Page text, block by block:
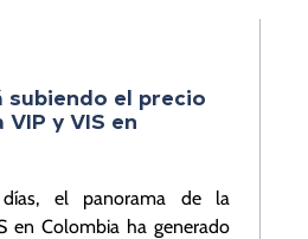
subiendo el precio
y VIS en
el panorama de la
en Colombia ha generado